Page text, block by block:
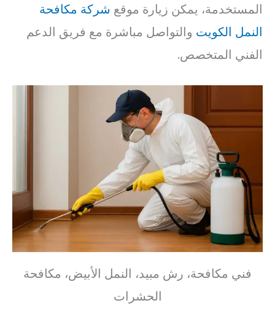
المستخدمة، يمكن زيارة موقع شركة مكافحة
النمل الكويت والتواصل مباشرة مع فريق الدعم
الفني المتخصص.
فني مكافحة، رش مبيد، النمل الأبيض، مكافحة
الحشرات